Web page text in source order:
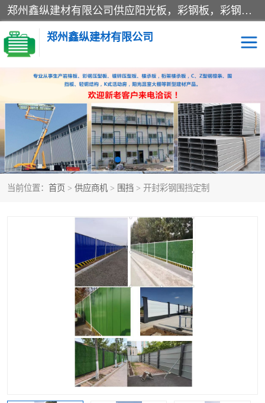
郑州鑫纵建材有限公司供应阳光板，彩钢板，彩钢钢构工程是一家集生产销售租赁安装于一体的企业，主要生产PC采光板，耐力板，仿古琉璃采光板，岩棉板、彩钢压型板、镀锌压型板、桁架楼承板，C、Z型钢檩条、围挡板、轻钢结构，阳光温室大棚等新型建材产品。公司旗下有多台移动式高空压瓦机租赁，承接全国各地业务，专业对外租赁各种型号压瓦机。
郑州鑫纵建材有限公司
当前位置： 首页 > 供应商机 > 围挡 > 开封彩钢围挡定制
高空瓦机租赁 ASA合成树脂仿古瓦
CZ型钢 FRP采光板
PC多层板 PC耐力板
建筑围挡 楼层板
压型彩钢板
钢结构配件
彩钢板
生产加工单板复合围挡 市